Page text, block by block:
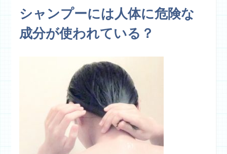
シャンプーには人体に危険な
成分が使われている？